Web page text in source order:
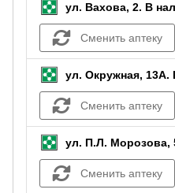
ул. Вахова, 2. В
Сменить аптеку
ул. Окружная, 13А.
Сменить аптеку
ул. П.Л. Морозова,
Сменить аптеку